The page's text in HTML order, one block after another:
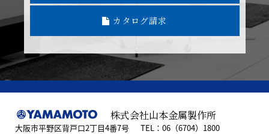
カタログ請求
株式会社山本金属製作所
大阪市平野区背戸口2丁目4番7号 TEL：06（6704）1800